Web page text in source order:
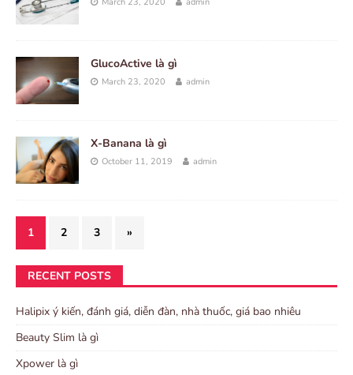
GlucoActive là gì
March 23, 2020 admin
X-Banana là gì
October 11, 2019 admin
1 2 3 »
RECENT POSTS
Halipix ý kiến, đánh giá, diễn đàn, nhà thuốc, giá bao nhiêu
Beauty Slim là gì
Xpower là gì